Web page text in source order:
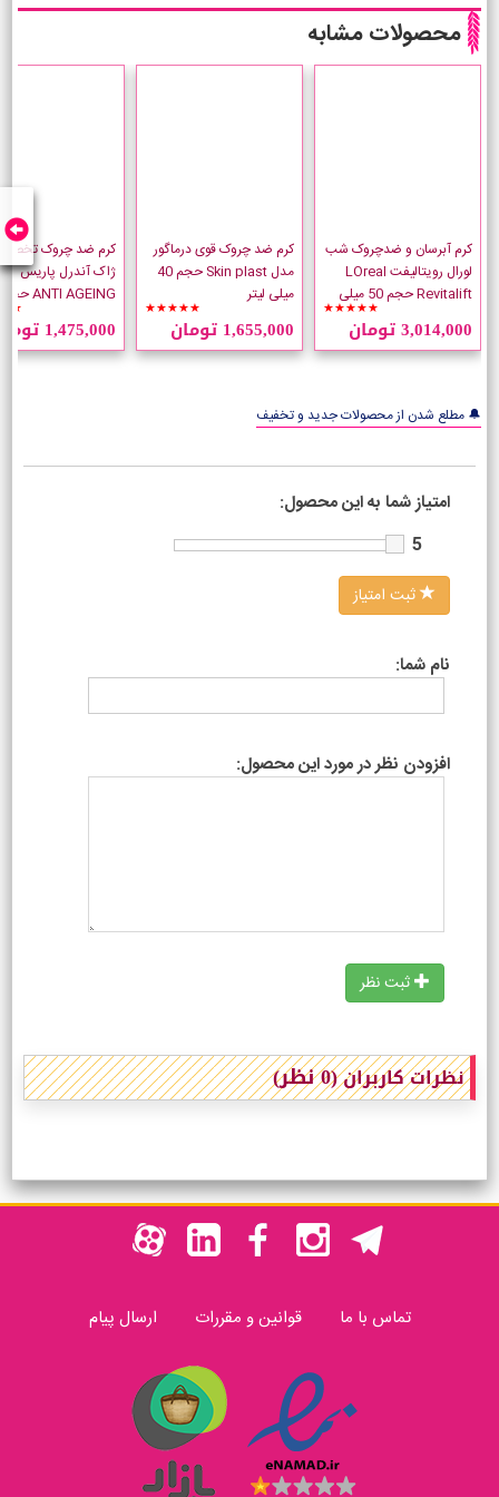
محصولات مشابه
کرم آبرسان و ضدچروک شب
لورال رویتالیفت LOreal
Revitalift حجم 50 میلی
★★★★★
3,014,000 تومان
کرم ضد چروک قوی درماگور
مدل Skin plast حجم 40
میلی لیتر
★★★★★
1,655,000 تومان
کرم ضد چروک
ژاک آندرل پاریس
1,475,000 تومان
🔔 مطلع شدن از محصولات جدید و تخفیف
امتیاز شما به این محصول:
5
ثبت امتیاز
نام شما:
افزودن نظر در مورد این محصول:
ثبت نظر
نظرات کاربران(0 نظر)
تماس با ما قوانین و مقررات ارسال پیام